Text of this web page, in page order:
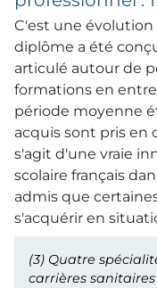
C'est une évolution
diplôme a été
articulé autour de
formations en
période moyenne
acquis sont pris en
s'agit d'une vraie
scolaire français
admis que
s'acquérir en
(3) Quatre
carrières